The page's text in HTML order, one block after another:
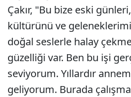
Çakır, "Bu bize eski
kültürünü ve
doğal seslerle halay
güzelliği var. Ben bu işi
seviyorum. Yıllardır
geliyorum. Burada